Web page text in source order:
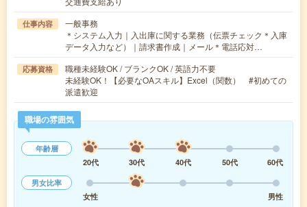
仕事内容
一般事務
＊システム入力｜入出庫に関する業務（伝票チェック＊入庫
データ入力など）｜請求書作成｜メール＊電話応対…
応募資格
職種未経験OK / ブランクOK / 英語力不要
未経験OK！【必要なOAスキル】Excel（関数） #初めての
派遣歓迎
職場の雰囲気
年齢層
20代
30代 40代 50代
60代
男女比率
女性
男性